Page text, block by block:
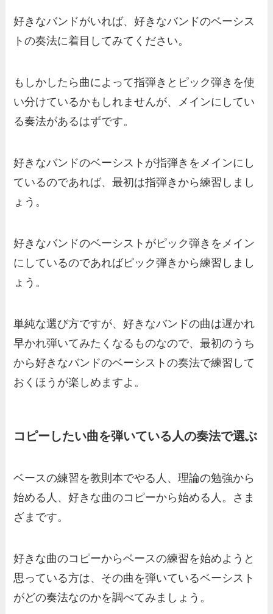
好きなバンドがいれば、好きなバンドのベーシス
トの奏法に着目してみてください。
もしかしたら曲によって指弾きとピック弾きを使
い分けているかもしれませんが、メインにしてい
る奏法があるはずです。
好きなバンドのベーシストが指弾きをメインにし
ているのであれば、最初は指弾きから練習しまし
ょう。
好きなバンドのベーシストがピック弾きをメイン
にしているのであればピック弾きから練習しまし
ょう。
単純な選び方ですが、好きなバンドの曲は遅かれ
早かれ弾いてみたくなるものなので、最初のうち
から好きなバンドのベーシストの奏法で練習して
おくほうが楽しめますよ。
コピーしたい曲を弾いている人の奏法で選ぶ
ベースの練習を教則本でやる人、理論の勉強から
始める人、好きな曲のコピーから始める人。さま
ざまです。
好きな曲のコピーからベースの練習を始めようと
思っている方は、その曲を弾いているベーシスト
がどの奏法なのかを調べてみましょう。